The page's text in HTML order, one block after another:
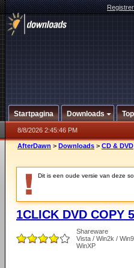
Startpagina Downloads
8/8/2026 2:45:46 PM
AfterDawn > Downloads > CD & DVD
Dit is een oude versie van deze
1CLICK DVD COPY
Shareware
Vista / Win2k /
WinXP